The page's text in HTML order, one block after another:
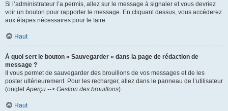
Si l’administrateur l’a permis, allez sur le message à signaler et vous devriez
voir un bouton pour rapporter le message. En cliquant dessus, vous accéderez
aux étapes nécessaires pour le faire.
Haut
À quoi sert le bouton « Sauvegarder » dans la page de rédaction de
message ?
Il vous permet de sauvegarder des brouillons de vos messages et de les
poster ultérieurement. Pour les recharger, allez dans le panneau de l’utilisateur
(ongletAperçu --> Gestion des brouillons).
Haut